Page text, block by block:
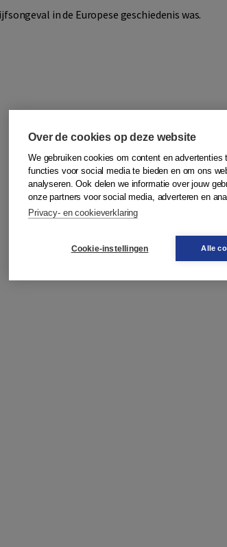
in de Europese geschiedenis was.
Over de cookies op deze website
We gebruiken cookies om content en advertenties
functies voor social media te bieden en om ons
analyseren. Ook delen we informatie over jouw
onze partners voor social media, adverteren en
Privacy- en cookieverklaring
Cookie-instellingen Alle